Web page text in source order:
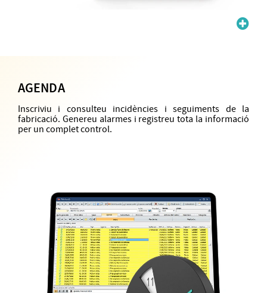
AGENDA
Inscriviu i consulteu incidències i seguiments de la
fabricació. Genereu alarmes i registreu tota la informació
per un complet control.